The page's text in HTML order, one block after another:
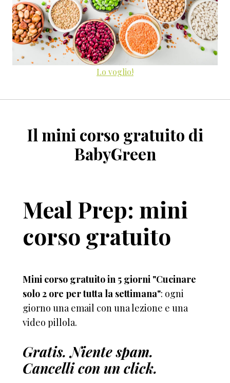
Lo voglio!
Il mini corso gratuito di
BabyGreen
Meal Prep: mini
corso gratuito
Mini corso gratuito in 5 giorni "Cucinare
solo 2 ore per tutta la settimana": ogni
giorno una email con una lezione e una
video pillola.
Gratis. Niente spam.
Cancelli con un click.